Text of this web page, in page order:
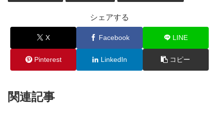
シェアする
X Facebook LINE
Pinterest LinkedIn コピー
関連記事